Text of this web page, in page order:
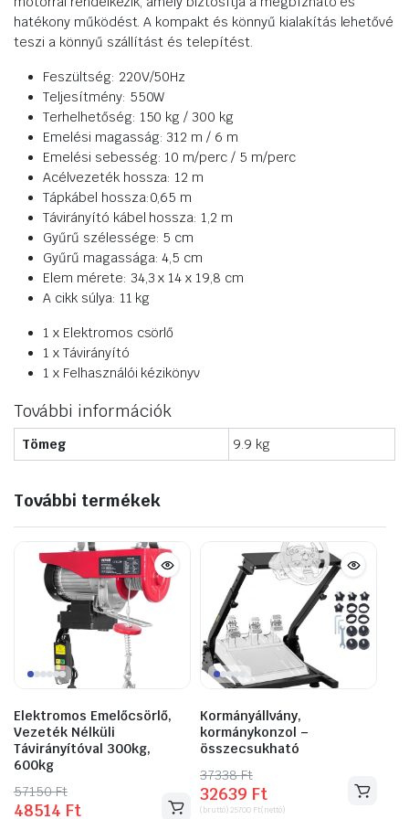
hatékony működést. A kompakt és könnyű kialakítás lehetővé
teszi a könnyű szállítást és telepítést.
Feszültség: 220V/50Hz
Teljesítmény: 550W
Terhelhetőség: 150 kg / 300 kg
Emelési magasság: 312 m / 6 m
Emelési sebesség: 10 m/perc / 5 m/perc
Acélvezeték hossza: 12 m
Tápkábel hossza:0,65 m
Távirányító kábel hossza: 1,2 m
Gyűrű szélessége: 5 cm
Gyűrű magassága: 4,5 cm
Elem mérete: 34,3 x 14 x 19,8 cm
A cikk súlya: 11 kg
1 x Elektromos csörlő
1 x Távirányító
1 x Felhasználói kézikönyv
További információk
Tömeg 9.9 kg
További termékek
Elektromos Emelőcsörlő,
Vezeték Nélküli
Távirányítóval 300kg,
600kg
57150Ft
Original
price
48514 Ft
Current
price
Kormányállvány,
kormánykonzol –
összecsukható
37338Ft
Original
price
32639 Ft
Current
price
(bruttó)25700 Ft(nettó)